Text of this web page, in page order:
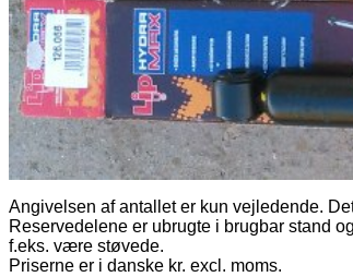
Angivelsen af antallet er kun vejledende.
Reservedelene er ubrugte i brugbar stand
f.eks. være støvede.
Priserne er i danske kr. excl. moms.